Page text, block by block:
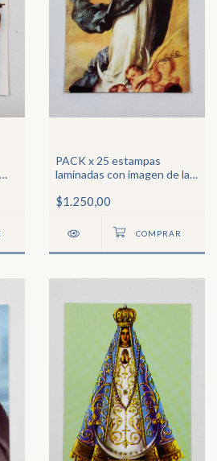
PACK x 25 estampas
laminadas con imagen de la
$1.250,00